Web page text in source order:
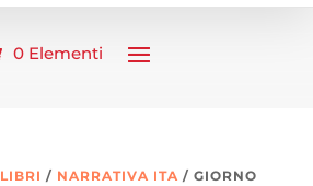
0 Elementi
LIBRI / NARRATIVA ITA / GIORNO